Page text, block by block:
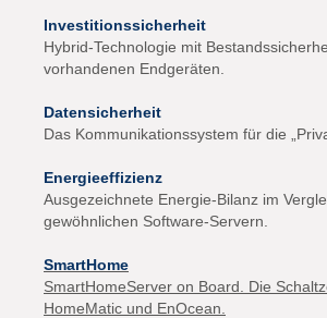
Investitionssicherheit
Hybrid-Technologie mit
vorhandenen Endgeräten.
Datensicherheit
Das Kommunikationssystem für die
Energieeffizienz
Ausgezeichnete Energie-Bilanz im
gewöhnlichen Software-Servern.
SmartHome
SmartHomeServer on Board. Die
HomeMatic und EnOcean.